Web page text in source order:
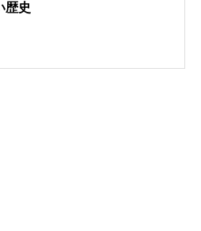
歴史